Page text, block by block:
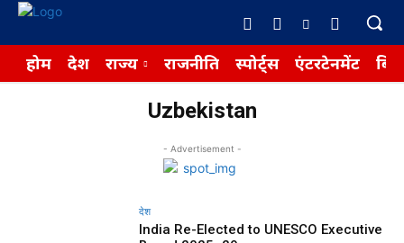
होम देश राज्य राजनीति स्पोर्ट्स एंटरटेनमेंट
Uzbekistan
- Advertisement -
देश
India Re-Elected to UNESCO Executive